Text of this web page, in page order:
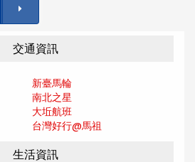
交通資訊
新臺馬輪
南北之星
大坵航班
台灣好行@馬祖
生活資訊